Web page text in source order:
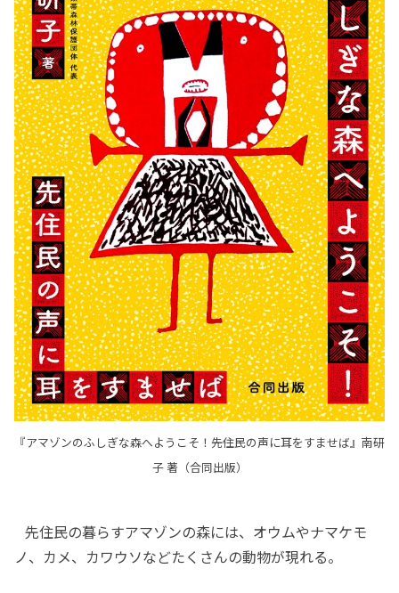
『アマゾンのふしぎな森へようこそ！――先住民の声に耳をすませば』南研
子 著（合同出版）
先住民の暮らすアマゾンの森には、オウムやナマケモ
ノ、カメ、カワウソなどたくさんの動物が現れる。